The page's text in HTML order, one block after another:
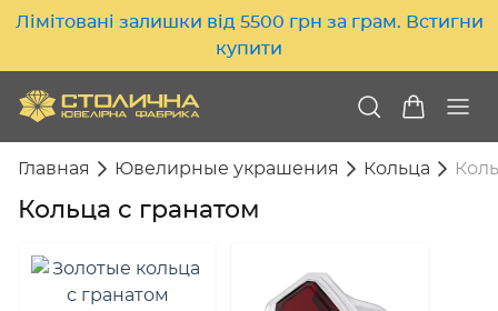
Лімітовані залишки від 5500 грн за грам. Встигни
купити
Главная Ювелирные украшения Кольца
Кольца с гранатом